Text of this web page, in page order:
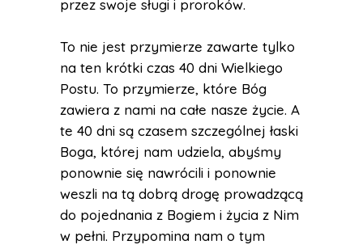
przez swoje sługi i proroków.
To nie jest przymierze zawarte tylko
na ten krótki czas 40 dni Wielkiego
Postu. To przymierze, które Bóg
zawiera z nami na całe nasze życie. A
te 40 dni są czasem szczególnej łaski
Boga, której nam udziela, abyśmy
ponownie się nawrócili i ponownie
weszli na tą dobrą drogę prowadzącą
do pojednania z Bogiem i życia z Nim
w pełni. Przypomina nam o tym